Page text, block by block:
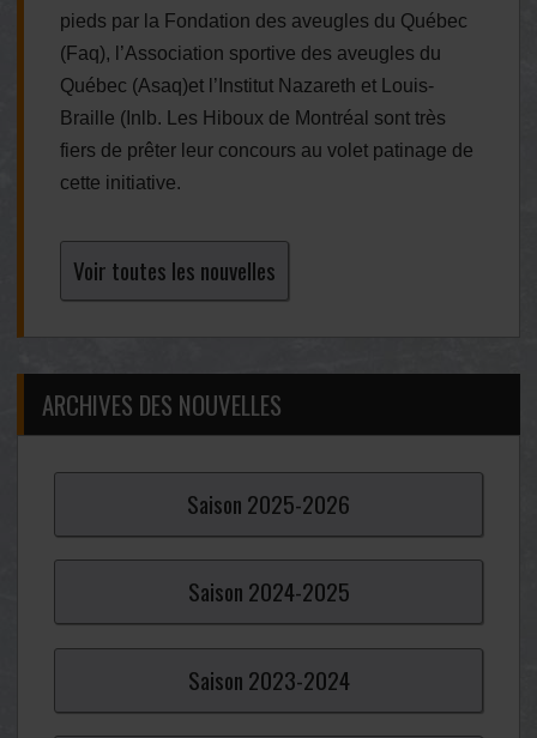
pieds par la Fondation des aveugles du Québec
(Faq), l’Association sportive des aveugles du
Québec (Asaq)et l’Institut Nazareth et Louis-
Braille (Inlb. Les Hiboux de Montréal sont très
fiers de prêter leur concours au volet patinage de
cette initiative.
Voir toutes les nouvelles
ARCHIVES DES NOUVELLES
Saison 2025-2026
Saison 2024-2025
Saison 2023-2024